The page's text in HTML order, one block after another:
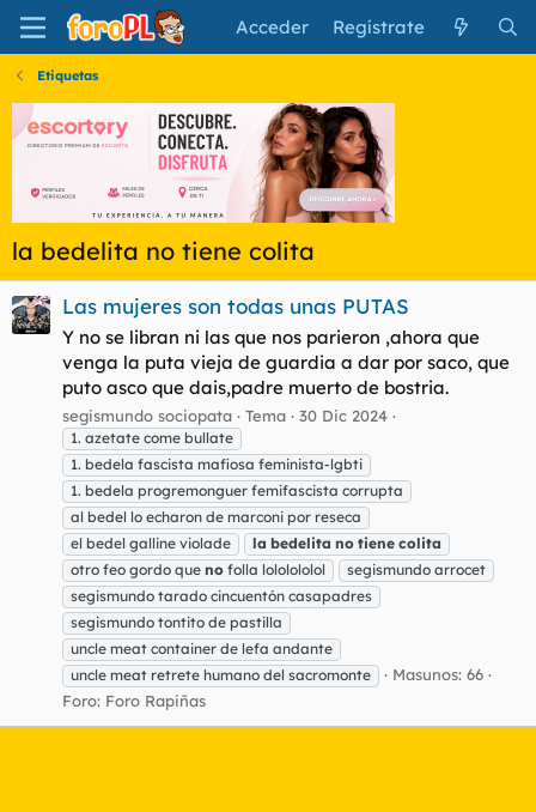
Acceder Regístrate
Etiquetas
la bedelita no tiene colita
Las mujeres son todas unas PUTAS
Y no se libran ni las que nos parieron ,ahora que
venga la puta vieja de guardia a dar por saco, que
puto asco que dais,padre muerto de bostria.
segismundo sociopata Tema 30 Dic 2024
1. azetate come bullate
1. bedela fascista mafiosa feminista-lgbti
1. bedela progremonguer femifascista corrupta
al bedel lo echaron de marconi por reseca
el bedel galline violade
la bedelita no tiene colita
otro feo gordo que no folla lololololol
segismundo arrocet
segismundo tarado cincuentón casapadres
segismundo tontito de pastilla
uncle meat container de lefa andante
uncle meat retrete humano del sacromonte
Masunos: 66
Foro: Foro Rapiñas